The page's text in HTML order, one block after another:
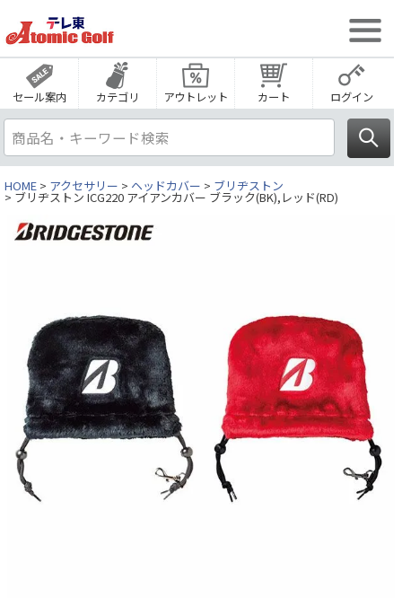
セール案内 カテゴリ アウトレット カート ログイン
HOME アクセサリー ヘッドカバー ブリヂストン
ブリヂストン ICG220 アイアンカバー ブラック(BK),レッド(RD)